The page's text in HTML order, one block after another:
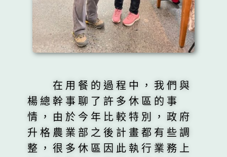
在用餐的過程中，我們與
楊總幹事聊了許多休區的事
情，由於今年比較特別，政府
升格農業部之後計畫都有些調
整，很多休區因此執行業務上